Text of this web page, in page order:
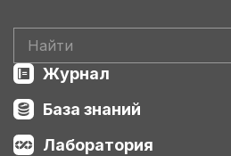
Журнал
База знаний
Лаборатория